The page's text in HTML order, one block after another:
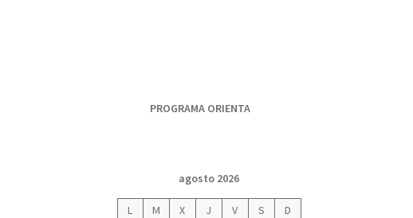
PROGRAMA ORIENTA
agosto 2026
L M X J V S
D